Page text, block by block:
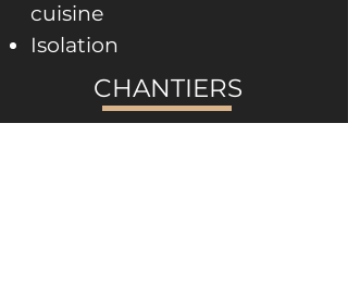
cuisine
Isolation
CHANTIERS